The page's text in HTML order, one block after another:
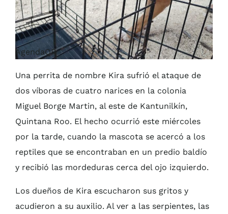
AgendaQR
Una perrita de nombre Kira sufrió el ataque de
dos víboras de cuatro narices en la colonia
Miguel Borge Martin, al este de Kantunilkín,
Quintana Roo. El hecho ocurrió este miércoles
por la tarde, cuando la mascota se acercó a los
reptiles que se encontraban en un predio baldío
y recibió las mordeduras cerca del ojo izquierdo.
Los dueños de Kira escucharon sus gritos y
acudieron a su auxilio. Al ver a las serpientes, las